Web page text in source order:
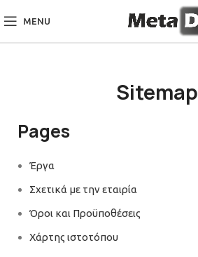
MENU
Sitemap
Pages
Έργα
Σχετικά με την εταιρία
Όροι και Προϋποθέσεις
Χάρτης ιστοτόπου